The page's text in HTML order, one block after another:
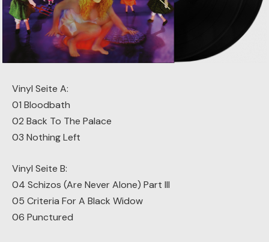
Vinyl Seite A:
01 Bloodbath
02 Back To The Palace
03 Nothing Left
Vinyl Seite B:
04 Schizos (Are Never Alone) Part III
05 Criteria For A Black Widow
06 Punctured